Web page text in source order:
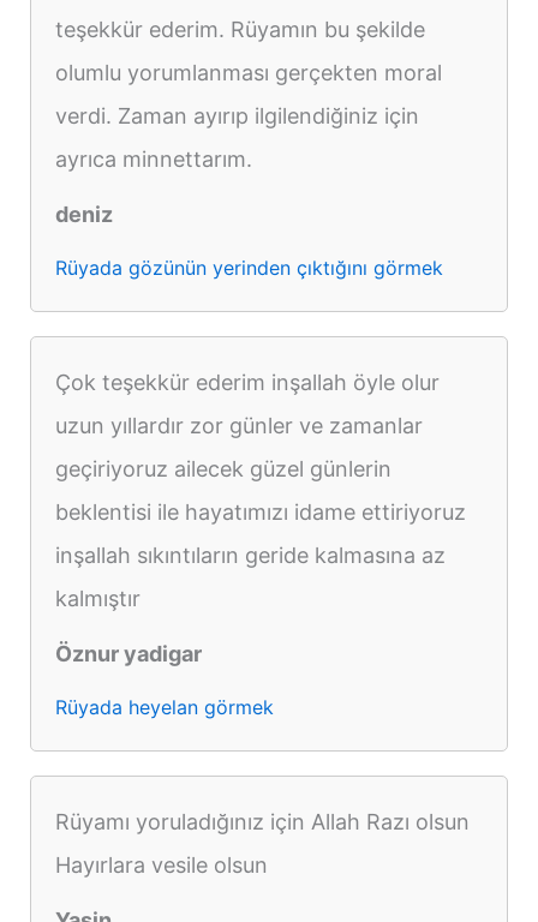
teşekkür ederim. Rüyamın bu şekilde
olumlu yorumlanması gerçekten moral
verdi. Zaman ayırıp ilgilendiğiniz için
ayrıca minnettarım.
deniz
Rüyada gözünün yerinden çıktığını görmek
Çok teşekkür ederim inşallah öyle olur
uzun yıllardır zor günler ve zamanlar
geçiriyoruz ailecek güzel günlerin
beklentisi ile hayatımızı idame ettiriyoruz
inşallah sıkıntıların geride kalmasına az
kalmıştır
Öznur yadigar
Rüyada heyelan görmek
Rüyamı yoruladığınız için Allah Razı olsun
Hayırlara vesile olsun